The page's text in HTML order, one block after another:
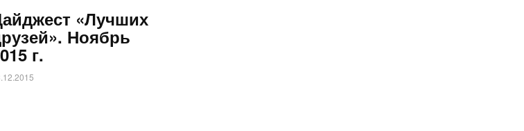
«Лучших
Ноябрь
г.